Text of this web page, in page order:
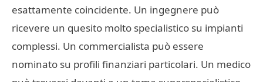
esattamente coincidente. Un ingegnere può
ricevere un quesito molto specialistico su impianti
complessi. Un commercialista può essere
nominato su profili finanziari particolari. Un medico